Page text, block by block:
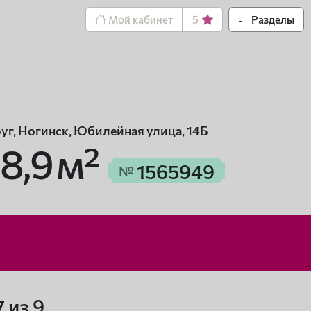
Мой кабинет 5 Разделы
Ногинск, Юбилейная улица, 14Б
м² № 1565949
из 9